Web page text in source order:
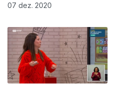
07 dez. 2020